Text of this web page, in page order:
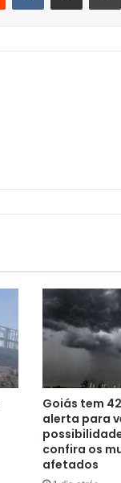
Goiás tem
alerta para
confira os
afetados